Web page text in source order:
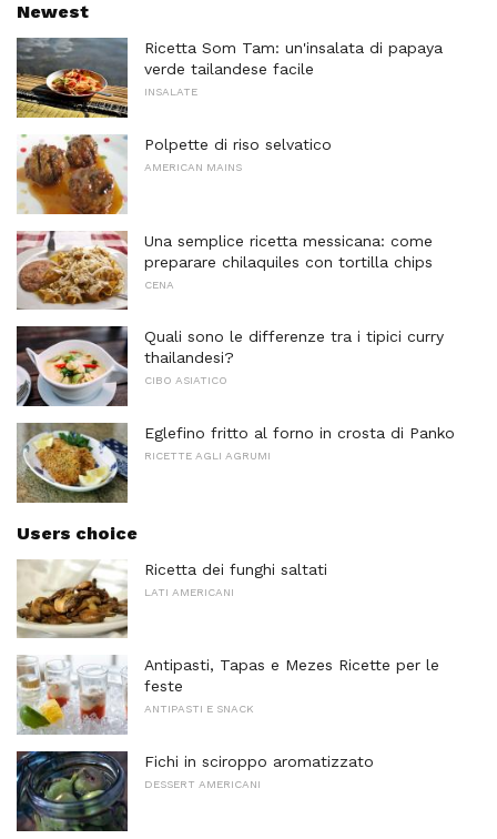
Newest
Ricetta Som Tam: un'insalata di papaya
verde tailandese facile
INSALATE
Polpette di riso selvatico
AMERICAN MAINS
Una semplice ricetta messicana: come
preparare chilaquiles con tortilla chips
CENA
Quali sono le differenze tra i tipici curry
thailandesi?
CIBO ASIATICO
Eglefino fritto al forno in crosta di Panko
RICETTE AGLI AGRUMI
Users choice
Ricetta dei funghi saltati
LATI AMERICANI
Antipasti, Tapas e Mezes Ricette per le
feste
ANTIPASTI E SNACK
Fichi in sciroppo aromatizzato
DESSERT AMERICANI